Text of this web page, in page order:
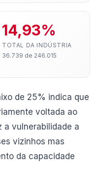
14,93%
TOTAL DA INDÚSTRIA
36.739 de 246.015
de 25% indica que
voltada ao
a vulnerabilidade a
vizinhos mas
da capacidade